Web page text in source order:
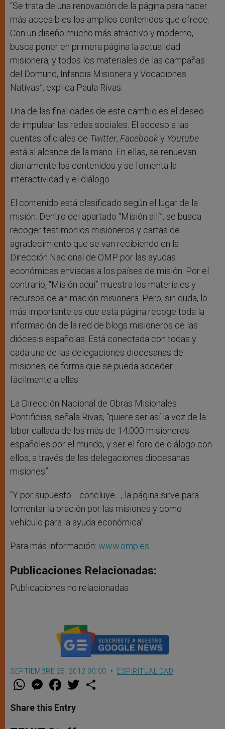
“Se trata de una renovación de la página para hacer
más accesibles los amplios contenidos que ofrece.
Con un diseño mucho más atractivo y moderno,
busca poner en primera página la actualidad
misionera, y todos los materiales de las campañas
del Domund, Infancia Misionera y Vocaciones
Nativas”, explica Paula Rivas.
Una de las finalidades de este cambio es el deseo
de impulsar las redes sociales. El acceso a las
cuentas oficiales de Twitter, Facebooky Youtube
está al alcance de la mano. En ellas, se renuevan
diariamente los contenidos y se fomenta la
interactividad y el diálogo.
El contenido está clasificado según el lugar de la
misión. Dentro del apartado “Misión allí”, se busca
recoger testimonios misioneros y cartas de
agradecimiento que se van recibiendo en la
Dirección Nacional de OMP por las ayudas
económicas enviadas a los países de misión. Por el
contrario, “Misión aquí” muestra los materiales y
recursos de animación misionera. Pero, sin duda, lo
más importante es que esta página recoge toda la
información de la red de blogs misioneros de las
diócesis españolas. Está conectada con todas y
cada una de las delegaciones diocesanas de
misiones, de forma que se pueda acceder
fácilmente a ellas.
La Dirección Nacional de Obras Misionales
Pontificias, señala Rivas, “quiere ser así la voz de la
labor callada de los más de 14.000 misioneros
españoles por el mundo, y ser el foro de diálogo con
ellos, a través de las delegaciones diocesanas
misiones”.
“Y por supuesto –concluye–, la página sirve para
fomentar la oración por las misiones y como
vehículo para la ayuda económica”.
Para más información: www.omp.es.
Publicaciones Relacionadas:
Publicaciones no relacionadas.
SEPTIEMBRE 25, 2012 00:00 ESPIRITUALIDAD
W
t
s
M
e
s
e
F
a
e
b
w
Share this Entry